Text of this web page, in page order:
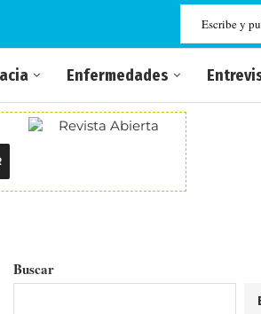
Enfermedades
Buscar